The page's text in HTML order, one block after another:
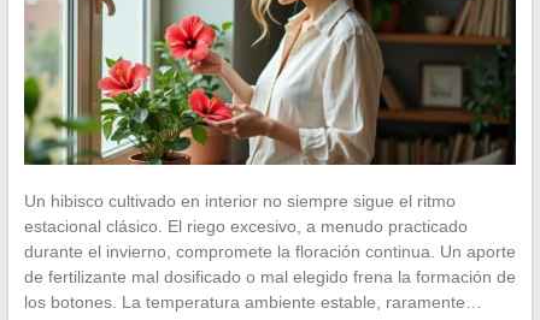
Un hibisco cultivado en interior no siempre sigue el ritmo
estacional clásico. El riego excesivo, a menudo practicado
durante el invierno, compromete la floración continua. Un aporte
de fertilizante mal dosificado o mal elegido frena la formación de
los botones. La temperatura ambiente estable, raramente…